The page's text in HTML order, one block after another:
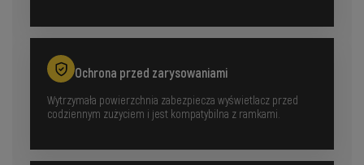
Ochrona przed zarysowaniami
Wytrzymała powierzchnia zabezpiecza wyświetlacz przed
codziennym zużyciem i jest kompatybilna z ramkami.